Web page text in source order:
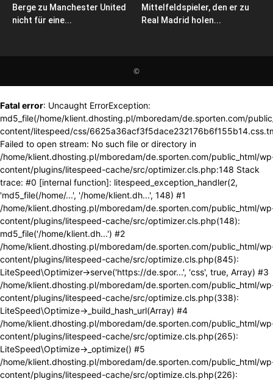
Berge zu Manchester United
nicht für eine...
Mittelfeldspieler, den er zu
Real Madrid holen...
©
Fatal error: Uncaught ErrorException:
md5_file(/home/klient.dhosting.pl/mboredam/de.sporten.com/
content/litespeed/css/
Failed to open stream: No such file or directory in
/home/klient.dhosting.pl/mboredam/de.sporten.com/public_html/
content/plugins/litespeed-cache/src/optimizer.cls.php:148 Stack
trace: #0 [internal function]: litespeed_exception_handler(2,
'md5_file(/home/...', '/home/klient.dh...', 148) #1
/home/klient.dhosting.pl/mboredam/de.sporten.com/public_html/
content/plugins/litespeed-cache/src/optimizer.cls.php(148):
md5_file('/home/klient.dh...') #2
/home/klient.dhosting.pl/mboredam/de.sporten.com/public_html/
content/plugins/litespeed-cache/src/optimize.cls.php(845):
LiteSpeed\Optimizer->serve('https://de.spor...', 'css', true, Array) #3
/home/klient.dhosting.pl/mboredam/de.sporten.com/public_html/
content/plugins/litespeed-cache/src/optimize.cls.php(338):
LiteSpeed\Optimize->_build_hash_url(Array) #4
/home/klient.dhosting.pl/mboredam/de.sporten.com/public_html/
content/plugins/litespeed-cache/src/optimize.cls.php(265):
LiteSpeed\Optimize->_optimize() #5
/home/klient.dhosting.pl/mboredam/de.sporten.com/public_html/
content/plugins/litespeed-cache/src/optimize.cls.php(226):